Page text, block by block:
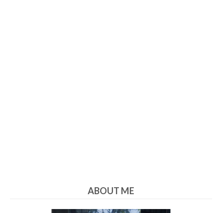
ABOUT ME